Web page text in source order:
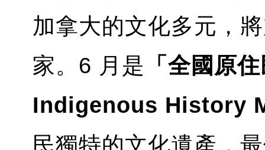
加拿大的文化多元，
家。6 月是 「全國原
Indigenous History
民獨特的文化遺產，